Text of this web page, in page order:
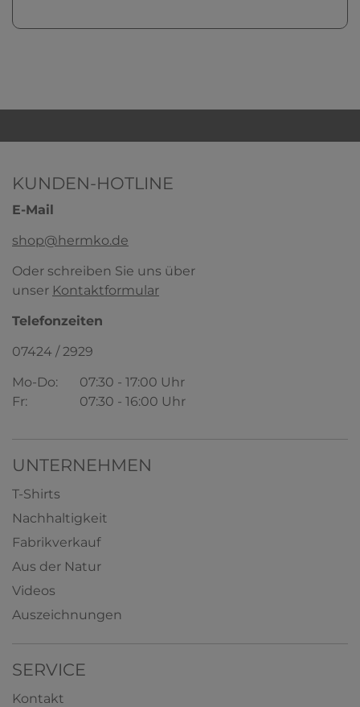
KUNDEN-HOTLINE
E-Mail
shop@hermko.de
Oder schreiben Sie uns über
unser Kontaktformular
Telefonzeiten
07424 / 2929
Mo-Do:
07:30 - 17:00 Uhr
Fr:
07:30 - 16:00 Uhr
UNTERNEHMEN
T-Shirts
Nachhaltigkeit
Fabrikverkauf
Aus der Natur
Videos
Auszeichnungen
SERVICE
Kontakt